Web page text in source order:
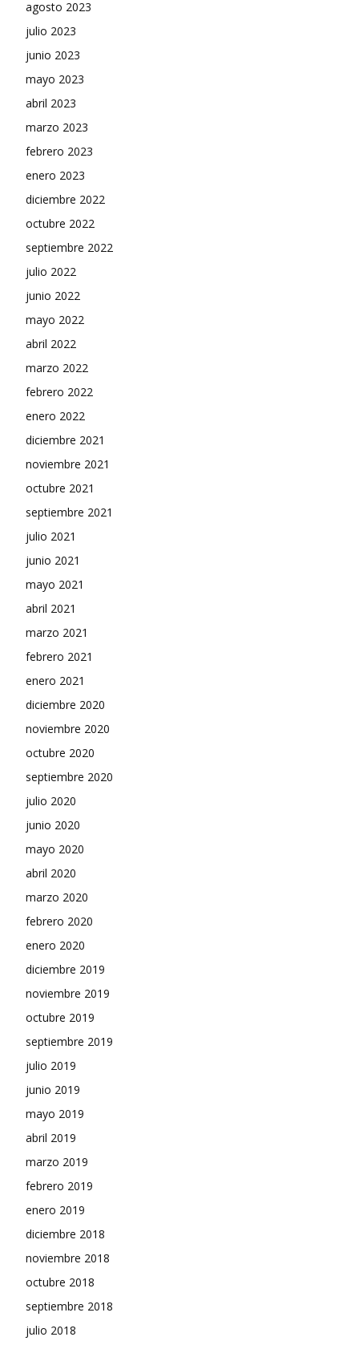
agosto 2023
julio 2023
junio 2023
mayo 2023
abril 2023
marzo 2023
febrero 2023
enero 2023
diciembre 2022
octubre 2022
septiembre 2022
julio 2022
junio 2022
mayo 2022
abril 2022
marzo 2022
febrero 2022
enero 2022
diciembre 2021
noviembre 2021
octubre 2021
septiembre 2021
julio 2021
junio 2021
mayo 2021
abril 2021
marzo 2021
febrero 2021
enero 2021
diciembre 2020
noviembre 2020
octubre 2020
septiembre 2020
julio 2020
junio 2020
mayo 2020
abril 2020
marzo 2020
febrero 2020
enero 2020
diciembre 2019
noviembre 2019
octubre 2019
septiembre 2019
julio 2019
junio 2019
mayo 2019
abril 2019
marzo 2019
febrero 2019
enero 2019
diciembre 2018
noviembre 2018
octubre 2018
septiembre 2018
julio 2018